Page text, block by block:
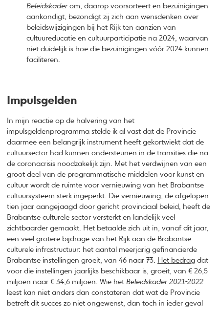
Beleidskaderom, daarop voorsorteert en bezuinigingen
aankondigt, bezondigt zij zich aan wensdenken over
beleidswijzigingen bij het Rijk ten aanzien van
cultuureducatie en cultuurparticipatie na 2024, waarvan
niet duidelijk is hoe die bezuinigingen vóór 2024 kunnen
faciliteren.
Impulsgelden
In mijn reactie op de halvering van het
impulsgeldenprogramma stelde ik al vast dat de Provincie
daarmee een belangrijk instrument heeft gekortwiekt dat de
cultuursector had kunnen ondersteunen in de transities die na
de coronacrisis noodzakelijk zijn. Met het verdwijnen van een
groot deel van de programmatische middelen voor kunst en
cultuur wordt de ruimte voor vernieuwing van het Brabantse
cultuursysteem sterk ingeperkt. Die vernieuwing, de afgelopen
tien jaar aangejaagd door gericht provinciaal beleid, heeft de
Brabantse culturele sector versterkt en landelijk veel
zichtbaarder gemaakt. Het betaalde zich uit in, vanaf dit jaar,
een veel grotere bijdrage van het Rijk aan de Brabantse
culturele infrastructuur: het aantal meerjarig gefinancierde
Brabantse instellingen groeit, van 46 naar 73. Het bedrag dat
voor die instellingen jaarlijks beschikbaar is, groeit, van € 26,5
miljoen naar € 34,6 miljoen. Wie hetBeleidskader 2021-2022
leest kan niet anders dan constateren dat wat de Provincie
betreft dit succes zo niet ongewenst, dan toch in ieder geval